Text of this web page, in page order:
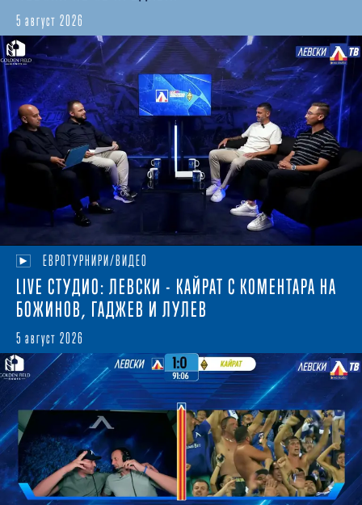
5 август 2026
ЕВРОТУРНИРИ/ВИДЕО
LIVE СТУДИО: ЛЕВСКИ - КАЙРАТ С КОМЕНТАРА НА
БОЖИНОВ, ГАДЖЕВ И ЛУЛЕВ
5 август 2026